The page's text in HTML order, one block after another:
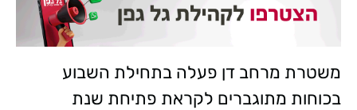
משטרת מרחב דן פעלה בתחילת השבוע
בכוחות מתוגברים לקראת פתיחת שנת